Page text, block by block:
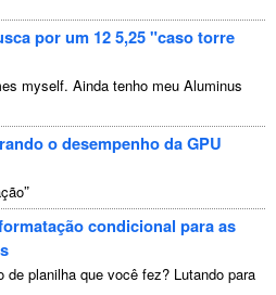
por um 12 5,25 "caso torre
myself. Ainda tenho meu Aluminus
o desempenho da GPU
”
condicional para as
planilha que você fez? Lutando para